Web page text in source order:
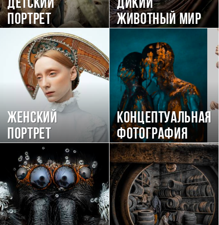
Детский
портрет
Дикий
животный мир
Женский
портрет
Концептуальная
фотография